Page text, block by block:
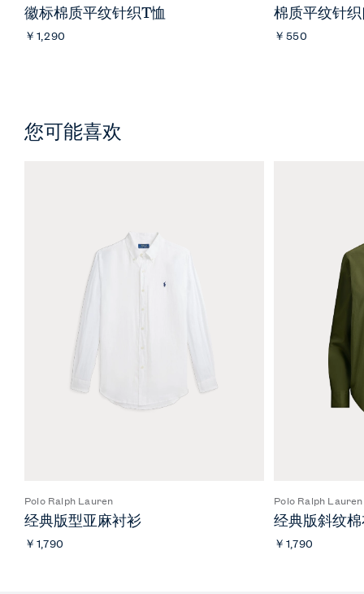
徽标棉质平纹针织T恤
￥1,290
棉质平纹针
￥550
您可能喜欢
Polo Ralph Lauren
经典版型亚麻衬衫
￥1,790
Polo Ralph Lauren
经典版斜纹
￥1,790